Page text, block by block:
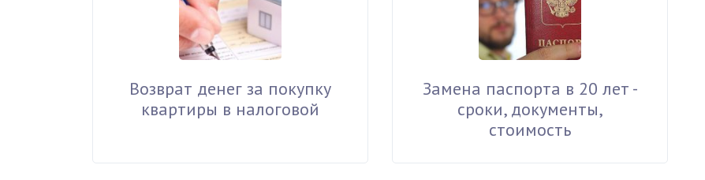
Возврат денег за покупку
квартиры в налоговой
Замена паспорта в 20 лет -
сроки, документы,
стоимость